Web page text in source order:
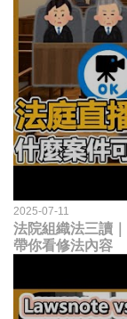
2025-07-11
法院組織法三讀
帶你看修法內容